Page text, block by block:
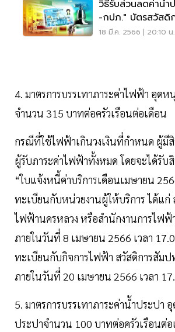
วิธีรับส่วนลดค่าน้ำ
-กปภ." บัตรสวัสดิ
ใหม่
18 มี.ค. 2566 | 20:10 น.
4. มาตรการบรรเทาภาระค่าไฟฟ้า อุด
จำนวน 315 บาทต่อครัวเรือนต่อเดือน
กรณีที่ใช้ไฟฟ้าเกินวงเงินที่กำหนด ผู้มี
ผู้รับภาระค่าไฟฟ้าทั้งหมด โดยจะได้รับ
“ใบแจ้งหนี้ค่าบริการเดือนเมษายน
ทะเบียนกับหน่วยงานผู้ให้บริการ ได้แก่
ไฟฟ้านครหลวง หรือสำนักงานการไฟฟ้
ภายในวันที่ 8 เมษายน 2566 เวลา
ทะเบียนกับกิจการไฟฟ้า สวัสดิการสัม
ภายในวันที่ 20 เมษายน 2566 เวลา
5. มาตรการบรรเทาภาระค่าน้ำประปา
ประปาจำนวน 100 บาทต่อครัวเรือนต่อ